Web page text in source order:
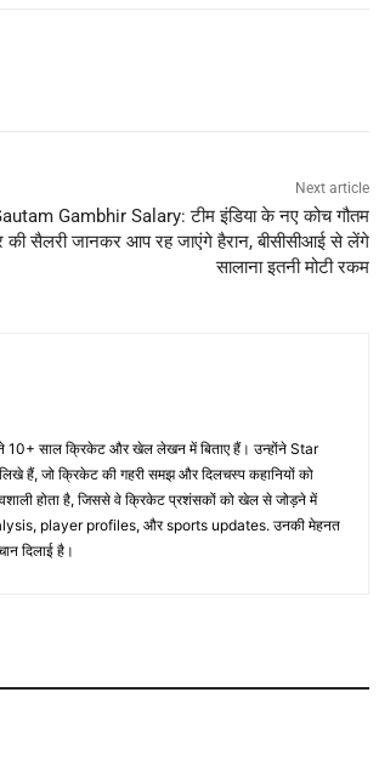
Next article
Gambhir Salary: टीम इंडिया के नए कोच गौतम
की सैलरी जानकर आप रह जाएंगे हैरान, बीसीसीआई से लेंगे
सालाना इतनी मोटी रकम
10+ साल क्रिकेट और खेल लेखन में बिताए हैं। उन्होंने Star
हैं, जो क्रिकेट की गहरी समझ और दिलचस्प कहानियों को
होता है, जिससे वे क्रिकेट प्रशंसकों को खेल से जोड़ने में
player profiles, और sports updates. उनकी मेहनत
दिलाई है।